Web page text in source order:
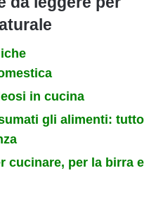
in cucina
gli alimenti: tutto
cucinare, per la birra e